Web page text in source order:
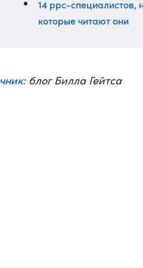
14 ppc-специалистов,
которые читают они
: блог Билла Гейтса